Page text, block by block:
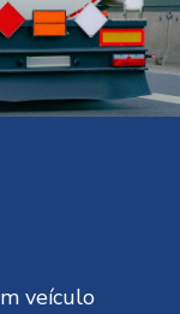
veículo